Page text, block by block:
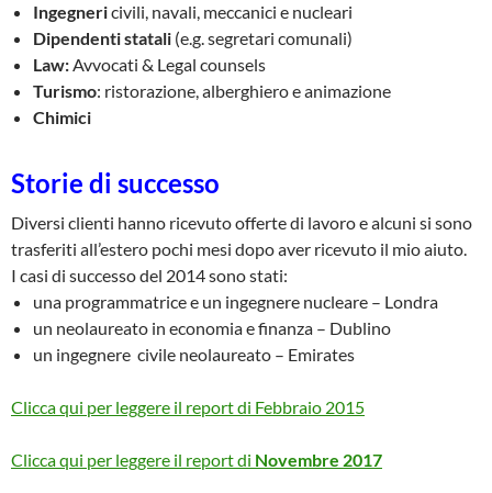
Ingegnericivili, navali, meccanici e nucleari
Dipendenti statali (e.g. segretari comunali)
Law:Avvocati & Legal counsels
Turismo: ristorazione, alberghiero e animazione
Chimici
Storie di successo
Diversi clienti hanno ricevuto offerte di lavoro e alcuni si sono
trasferiti all’estero pochi mesi dopo aver ricevuto il mio aiuto.
I casi di successo del 2014 sono stati:
una programmatrice e un ingegnere nucleare – Londra
un neolaureato in economia e finanza – Dublino
un ingegnere civile neolaureato – Emirates
Clicca qui per leggere il report di Febbraio 2015
Clicca qui per leggere il report di Novembre 2017